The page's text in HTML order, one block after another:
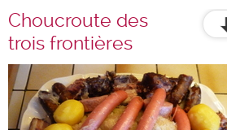
Choucroute des
trois frontières